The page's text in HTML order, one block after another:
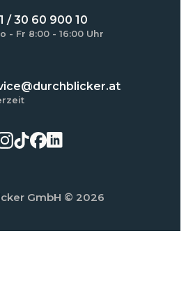
/ 30 60 900 10
- Fr 8:00 - 16:00 Uhr
GmbH © 2026